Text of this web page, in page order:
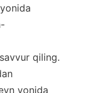
qiling.
yonida